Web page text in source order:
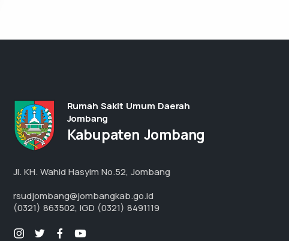
Rumah Sakit Umum Daerah
Jombang
Kabupaten Jombang
Jl. KH. Wahid Hasyim No.52, Jombang
rsudjombang@jombangkab.go.id
(0321) 863502, IGD (0321) 8491119